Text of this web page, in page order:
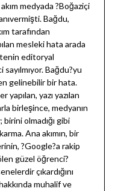
medyada ?Boğaziçi
Bağdu,
tarafından
mesleki hata arada
editoryal
Bağdu?yu
gelinebilir bir hata.
yapılan, yazı yazılan
birleşince, medyanın
olmadığı gibi
Ana akımın, bir
?Google?a rakip
güzel öğrenci?
çıkardığını
muhalif ve